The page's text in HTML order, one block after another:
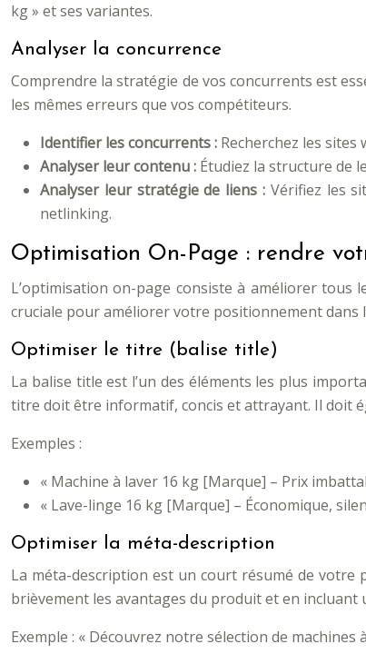
kg » et ses variantes.
Analyser la concurrence
Comprendre la stratégie de vos concurrents est
les mêmes erreurs que vos compétiteurs.
Identifier les concurrents : Recherchez les
Analyser leur contenu : Étudiez la structure de
Analyser leur stratégie de liens : Vérifiez les
netlinking.
Optimisation On-Page : rendre
L’optimisation on-page consiste à améliorer
cruciale pour améliorer votre positionnement
Optimiser le titre (balise title)
La balise title est l’un des éléments les plus
titre doit être informatif, concis et attrayant. Il doit
Exemples :
« Machine à laver 16 kg [Marque] – Prix
« Lave-linge 16 kg [Marque] – Économique,
Optimiser la méta-description
La méta-description est un court résumé de
brièvement les avantages du produit et en incluant
Exemple : « Découvrez notre sélection de